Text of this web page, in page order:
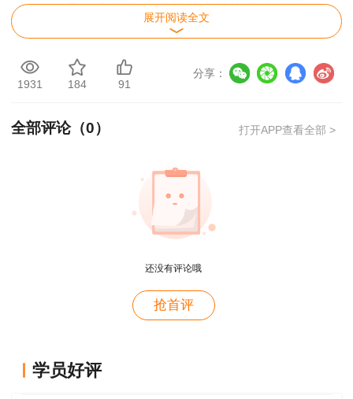
(一)具有安全工程及相关专业大学专科学历，
从事安全生产业务满5年;或具有其他专业大学专科
学历，从事安全生产业务
从事安全生产业务满3年;或具有其他专业大学本科
学历，从事安全生产业务
(三)具有安全工程及相关专业第二学士学位，
从事安全生产业务满2年;或具有其他专业第二学士
学位，从事安全生产业务满3年;
(四)具有安全工程及相关专业硕士学位，从事
安全生产业务满1年;或具有其他专业硕士学位，从
事安全生产业务满2年;
展开阅读全文
1931 184 91
分享：
全部评论（0） 打开APP查看全部 >
还没有评论哦
抢首评
学员好评
满意